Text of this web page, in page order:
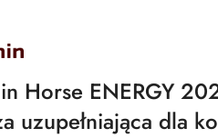
Horse ENERGY
uzupełniająca dla